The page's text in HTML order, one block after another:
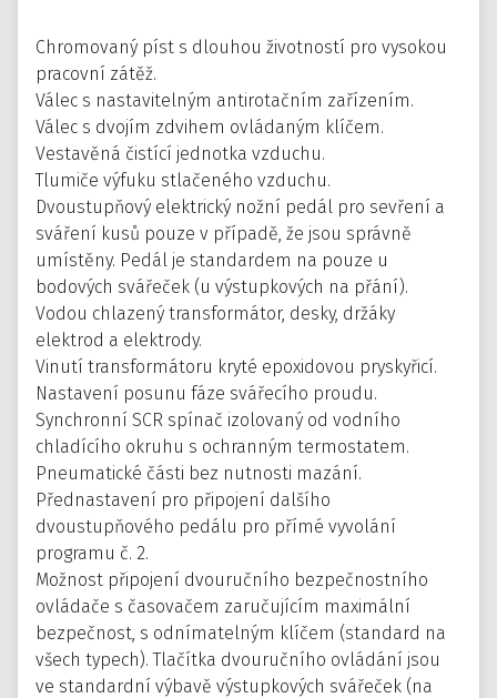
Chromovaný píst s dlouhou životností pro vysokou
pracovní zátěž.
Válec s nastavitelným antirotačním zařízením.
Válec s dvojím zdvihem ovládaným klíčem.
Vestavěná čistící jednotka vzduchu.
Tlumiče výfuku stlačeného vzduchu.
Dvoustupňový elektrický nožní pedál pro sevření a
sváření kusů pouze v případě, že jsou správně
umístěny. Pedál je standardem na pouze u
bodových svářeček (u výstupkových na přání).
Vodou chlazený transformátor, desky, držáky
elektrod a elektrody.
Vinutí transformátoru kryté epoxidovou pryskyřicí.
Nastavení posunu fáze svářecího proudu.
Synchronní SCR spínač izolovaný od vodního
chladícího okruhu s ochranným termostatem.
Pneumatické části bez nutnosti mazání.
Přednastavení pro připojení dalšího
dvoustupňového pedálu pro přímé vyvolání
programu č. 2.
Možnost připojení dvouručního bezpečnostního
ovládače s časovačem zaručujícím maximální
bezpečnost, s odnímatelným klíčem (standard na
všech typech). Tlačítka dvouručního ovládání jsou
ve standardní výbavě výstupkových svářeček (na